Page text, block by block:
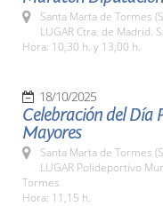
Santa Marta de Tormes
LUGAR Ctra. de Madrid.
Hora: 10,30 h. y 13,00 h.
18/10/2025
Celebración del Día
Mayores
Santa Marta de Tormes
LUGAR Polideportivo
Tormes
Hora: 11,15 h.